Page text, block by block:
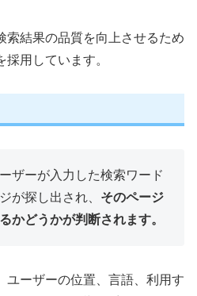
索結果の品質を向上させるため
用しています。
ザーが入力した検索ワード
が探し出され、 そのページ
かどうかが判断されます。
ユーザーの位置、言語、利用す